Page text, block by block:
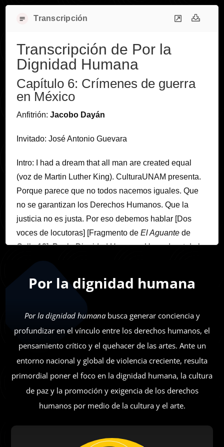
Transcripción
Transcripción de Por la
Dignidad Humana
Capítulo 6: Crímenes de guerra
en México
Anfitrión:Jacobo Dayán
Invitado: José Antonio Guevara
Intro: I had a dream that all man are created equal
(voz de Martin Luther King). CulturaUNAM presenta.
Porque parece que no todos nacemos iguales. Que
no se garantizan los Derechos Humanos. Que la
justicia no es justa. Por eso debemos hablar [Dos
voces de locutoras] [Fragmento deEl Aguante de
Calle 13]. Por la Dignidad Humana. Un podcast de la
[HablaJacobo Dayán]: Qué tal, soy Jacobo Dayán,
Mandela de Derechos Humanos en las Artes. Este es
un nuevo episodio de la serie de podcast
Por la
en un podcast anterior analizamos
humanidad. En esta ocasión estaremos hablando
sobre la posibilidad de que en México se están
cometiendo crímenes de guerra, es decir que en
nuestro país exista un conflicto armado interno.
Estaremos platicando con José Guevara, académico
Por la dignidad humana
Por la dignidad humanabusca generar conciencia y
profundizar en el vínculo entre los derechos humanos, el
pensamiento crítico y el quehacer de las artes. Ante un
entorno nacional y global de violencia creciente, resulta
primordial poner el foco en la dignidad humana, la cultura
de paz y la promoción y exigencia de los derechos
humanos por medio de la cultura y el arte.